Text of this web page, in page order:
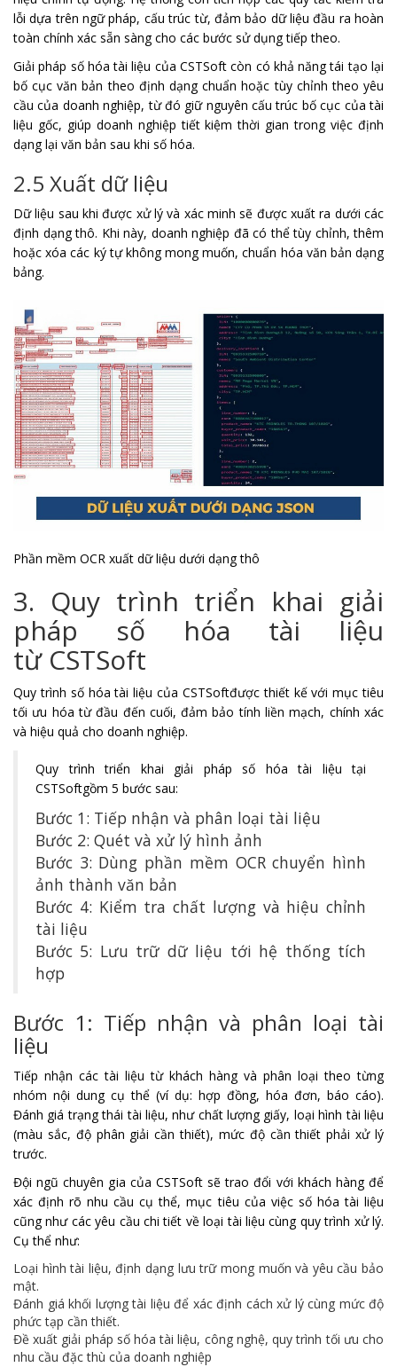
lỗi dựa trên ngữ pháp, cấu trúc từ, đảm bảo dữ liệu đầu ra hoàn
toàn chính xác sẵn sàng cho các bước sử dụng tiếp theo.
Giải pháp số hóa tài liệu của CSTSoft còn có khả năng tái tạo lại
bố cục văn bản theo định dạng chuẩn hoặc tùy chỉnh theo yêu
cầu của doanh nghiệp, từ đó giữ nguyên cấu trúc bố cục của tài
liệu gốc, giúp doanh nghiệp tiết kiệm thời gian trong việc định
dạng lại văn bản sau khi số hóa.
2.5 Xuất dữ liệu
Dữ liệu sau khi được xử lý và xác minh sẽ được xuất ra dưới các
định dạng thô. Khi này, doanh nghiệp đã có thể tùy chỉnh, thêm
hoặc xóa các ký tự không mong muốn, chuẩn hóa văn bản dạng
bảng.
Phần mềm OCR xuất dữ liệu dưới dạng thô
3. Quy trình triển khai giải
pháp số hóa tài liệu
từ CSTSoft
Quy trình số hóa tài liệu của CSTSoftđược thiết kế với mục tiêu
tối ưu hóa từ đầu đến cuối, đảm bảo tính liền mạch, chính xác
và hiệu quả cho doanh nghiệp.
Quy trình triển khai giải pháp số hóa tài liệu tại
CSTSoftgồm 5 bước sau:
Bước 1: Tiếp nhận và phân loại tài liệu
Bước 2: Quét và xử lý hình ảnh
Bước 3: Dùng phần mềm OCR chuyển hình
ảnh thành văn bản
Bước 4: Kiểm tra chất lượng và hiệu chỉnh
tài liệu
Bước 5: Lưu trữ dữ liệu tới hệ thống tích
hợp
Bước 1: Tiếp nhận và phân loại tài
liệu
Tiếp nhận các tài liệu từ khách hàng và phân loại theo từng
nhóm nội dung cụ thể (ví dụ: hợp đồng, hóa đơn, báo cáo).
Đánh giá trạng thái tài liệu, như chất lượng giấy, loại hình tài liệu
(màu sắc, độ phân giải cần thiết), mức độ cần thiết phải xử lý
trước.
Đội ngũ chuyên gia của CSTSoft sẽ trao đổi với khách hàng để
xác định rõ nhu cầu cụ thể, mục tiêu của việc số hóa tài liệu
cũng như các yêu cầu chi tiết về loại tài liệu cùng quy trình xử lý.
Cụ thể như:
Loại hình tài liệu, định dạng lưu trữ mong muốn và yêu cầu bảo
mật.
Đánh giá khối lượng tài liệu để xác định cách xử lý cùng mức độ
phức tạp cần thiết.
Đề xuất giải pháp số hóa tài liệu, công nghệ, quy trình tối ưu cho
nhu cầu đặc thù của doanh nghiệp